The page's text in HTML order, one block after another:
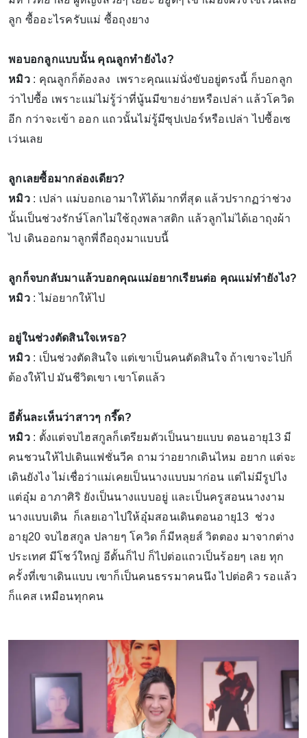
ลูก ซื้ออะไรครับแม่ ซื้อถุงยาง
พอบอกลูกแบบนั้น คุณลูกทำยังไง?
หมิว : คุณลูกก็ต้องลง เพราะคุณแม่นั่งขับอยู่ตรงนี้ ก็บอกลูก
ว่าไปซื้อ เพราะแม่ไม่รู้ว่าที่นู้นมีขายง่ายหรือเปล่า แล้วโควิด
อีก กว่าจะเข้า ออก แถวนั้นไม่รู้มีซุปเปอร์หรือเปล่า ไปซื้อเซ
เว่นเลย
ลูกเลยซื้อมากล่องเดียว?
หมิว : เปล่า แม่บอกเอามาให้ได้มากที่สุด แล้วปรากฏว่าช่วง
นั้นเป็นช่วงรักษ์โลกไม่ใช้ถุงพลาสติก แล้วลูกไม่ได้เอาถุงผ้า
ไป เดินออกมาลูกพี่ถือถุงมาแบบนี้
ลูกก็จบกลับมาแล้วบอกคุณแม่อยากเรียนต่อ คุณแม่ทำยังไง?
หมิว : ไม่อยากให้ไป
อยู่ในช่วงตัดสินใจเหรอ?
หมิว: เป็นช่วงตัดสินใจ แต่เขาเป็นคนตัดสินใจ ถ้าเขาจะไปก็
ต้องให้ไป มันชีวิตเขา เขาโตแล้ว
อีตั้นละเห็นว่าสาวๆ กรี๊ด?
หมิว: ตั้งแต่จบไฮสกูลก็เตรียมตัวเป็นนายแบบ ตอนอายุ13 มี
คนชวนให้ไปเดินแฟชั่นวีค ถามว่าอยากเดินไหม อยาก แต่จะ
เดินยังไง ไม่เชื่อว่าแม่เคยเป็นนางแบบมาก่อน แต่ไม่มีรูปไง
แต่อุ๋ม อาภาศิริ ยังเป็นนางแบบอยู่ และเป็นครูสอนนางงาม
นางแบบเดิน ก็เลยเอาไปให้อุ๋มสอนเดินตอนอายุ13 ช่วง
อายุ20 จบไฮสกูล ปลายๆ โควิด ก็มีหลุยส์ วิตตอง มาจากต่าง
ประเทศ มีโชว์ใหญ่ อีตั้นก็ไป ก็ไปต่อแถวเป็นร้อยๆ เลย ทุก
ครั้งที่เขาเดินแบบ เขาก็เป็นคนธรรมาคนนึง ไปต่อคิว รอแล้ว
ก็แคส เหมือนทุกคน